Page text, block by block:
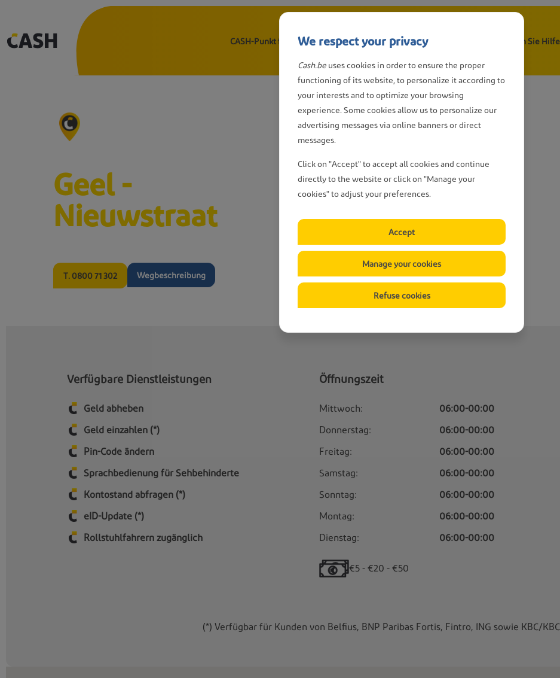
Inhalt
navigation
CASH-Punkt finden Geld abheben? Geld Einzahlen? Brauchen Sie
Geel -
Nieuwstraat
T. 0800 71 302 Wegbeschreibung
Verfügbare Dienstleistungen
Geld abheben
Geld einzahlen (*)
Pin-Code ändern
Sprachbedienung für Sehbehinderte
Kontostand abfragen (*)
eID-Update (*)
Rollstuhlfahrern zugänglich
Öffnungszeit
Mittwoch:
06:00-00:00
Donnerstag:
06:00-00:00
Freitag:
06:00-00:00
Samstag:
06:00-00:00
Sonntag:
06:00-00:00
Montag:
06:00-00:00
Dienstag:
06:00-00:00
€5 - €20 - €50
(*) Verfügbar für Kunden von Belfius, BNP Paribas Fortis, Fintro, ING sowie KBC/
We respect your privacy
Cash.be uses cookies in order to ensure the proper
functioning of its website, to personalize it according to
your interests and to optimize your browsing
experience. Some cookies allow us to personalize our
advertising messages via online banners or direct
messages.
Click on "Accept" to accept all cookies and continue
directly to the website or click on "Manage your
cookies" to adjust your preferences.
Accept
Manage your cookies
Refuse cookies